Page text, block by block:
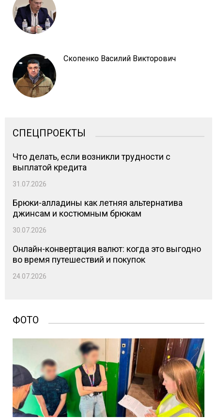
Скопенко Василий Викторович
СПЕЦПРОЕКТЫ
Что делать, если возникли трудности с
выплатой кредита
31.07.2026
Брюки-алладины как летняя альтернатива
джинсам и костюмным брюкам
30.07.2026
Онлайн-конвертация валют: когда это выгодно
во время путешествий и покупок
24.07.2026
ФОТО